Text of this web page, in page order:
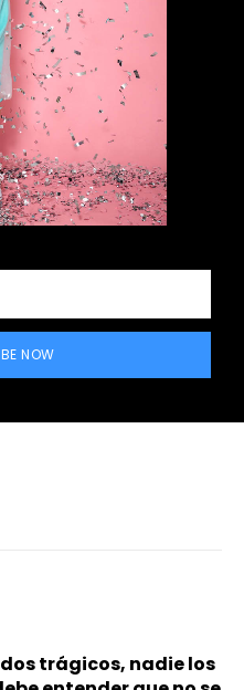
NOW
trágicos, nadie los